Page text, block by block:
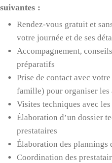
suivantes :
Rendez-vous gratuit et
votre journée et de ses
Accompagnement,
préparatifs
Prise de contact avec
famille) pour organiser les
Visites techniques avec
Élaboration d’un dossier
prestataires
Élaboration des plannings
Coordination des